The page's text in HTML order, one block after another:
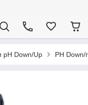
pH Down/Up PH Down/